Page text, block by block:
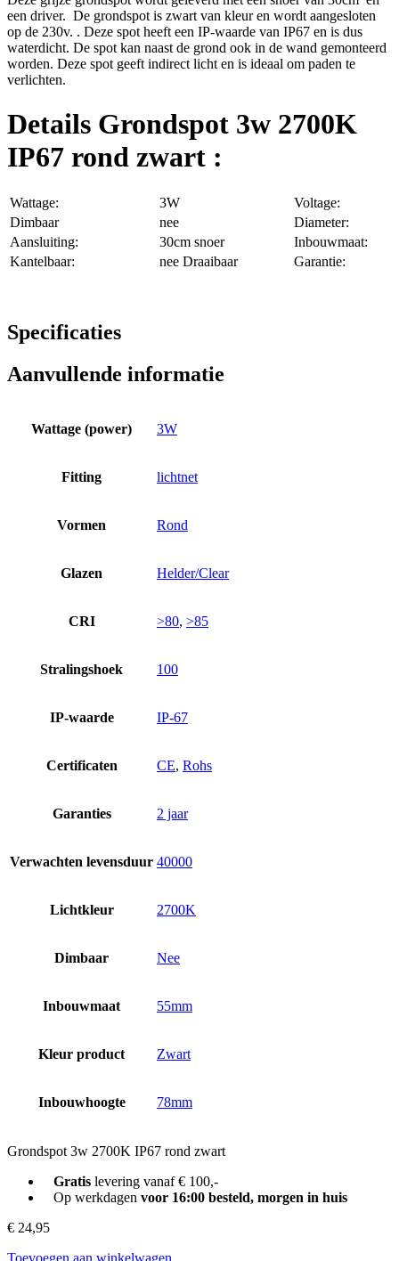
een driver. De grondspot is zwart van kleur en wordt aangesloten
op de 230v. . Deze spot heeft een IP-waarde van IP67 en is dus
waterdicht. De spot kan naast de grond ook in de wand gemonteerd
worden. Deze spot geeft indirect licht en is ideaal om paden te
verlichten.
Details Grondspot 3w 2700K
IP67 rond zwart :
Wattage: 3W
Voltage:
Dimbaar
nee
Diameter:
Aansluiting:
30cm snoer
Inbouwmaat:
Kantelbaar:
nee Draaibaar Garantie:
Specificaties
Aanvullende informatie
Wattage (power) 3W
Fitting lichtnet
Vormen Rond
Glazen Helder/Clear
CRI >80, >85
Stralingshoek 100
IP-waarde IP-67
Certificaten CE, Rohs
Garanties 2 jaar
Verwachten levensduur 40000
Lichtkleur 2700K
Dimbaar Nee
Inbouwmaat 55mm
Kleur product Zwart
Inbouwhoogte 78mm
Grondspot 3w 2700K IP67 rond zwart
Gratislevering vanaf € 100,-
Op werkdagen voor 16:00 besteld, morgen in huis
€ 24,95
Toevoegen aan winkelwagen